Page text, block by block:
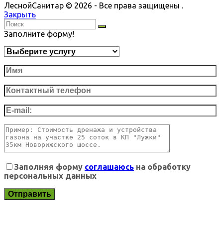
ЛеснойСанитар © 2026 - Все права защищены .
Закрыть
Заполните форму!
Заполняя форму соглашаюсь на обработку
персональных данных